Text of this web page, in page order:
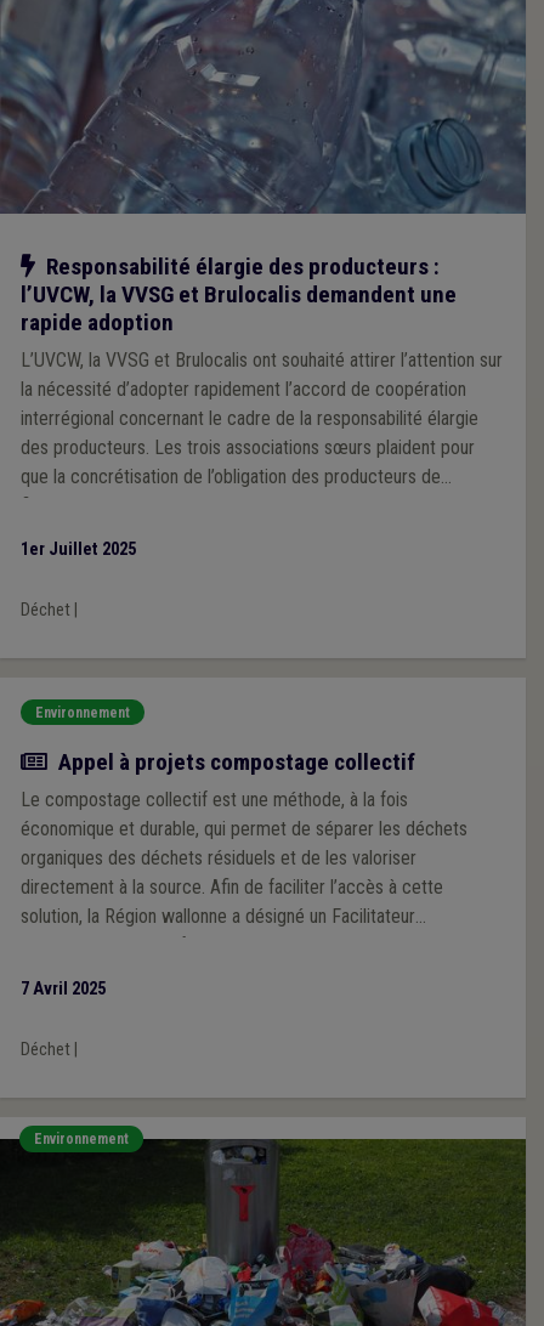
Notre action
Responsabilité élargie des producteurs :
l’UVCW, la VVSG et Brulocalis demandent une
rapide adoption
L’UVCW, la VVSG et Brulocalis ont souhaité attirer l’attention sur
la nécessité d’adopter rapidement l’accord de coopération
interrégional concernant le cadre de la responsabilité élargie
des producteurs. Les trois associations sœurs plaident pour
que la concrétisation de l’obligation des producteurs de
financer les coûts de collecte et d’élimination des déchets
1er Juillet 2025
Déchet|
Environnement
Actualité
Appel à projets compostage collectif
Le compostage collectif est une méthode, à la fois
économique et durable, qui permet de séparer les déchets
organiques des déchets résiduels et de les valoriser
directement à la source. Afin de faciliter l’accès à cette
solution, la Région wallonne a désigné un Facilitateur
envoyées au plus tard le 30 juin 2025.
7 Avril 2025
Déchet|
Environnement